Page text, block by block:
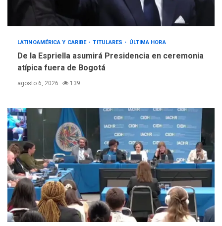
LATINOAMÉRICA Y CARIBE TITULARES ÚLTIMA HORA
De la Espriella asumirá Presidencia en ceremonia
atípica fuera de Bogotá
agosto 6, 2026 139